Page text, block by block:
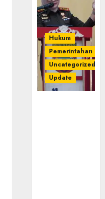
Hukum
Pemerintahan
Uncategorized
Update